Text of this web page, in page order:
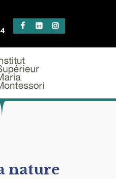
nature